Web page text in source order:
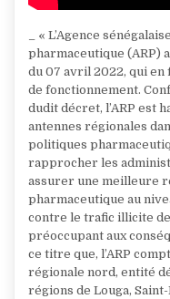
_ « L’Agence
pharmaceutique (ARP)
du 07 avril 2022, qui en
de fonctionnement.
dudit décret, l’ARP est
antennes régionales
politiques
rapprocher les
assurer une meilleure
pharmaceutique au
contre le trafic illicite
préoccupant aux
ce titre que, l’ARP
régionale nord, entité
régions de Louga,